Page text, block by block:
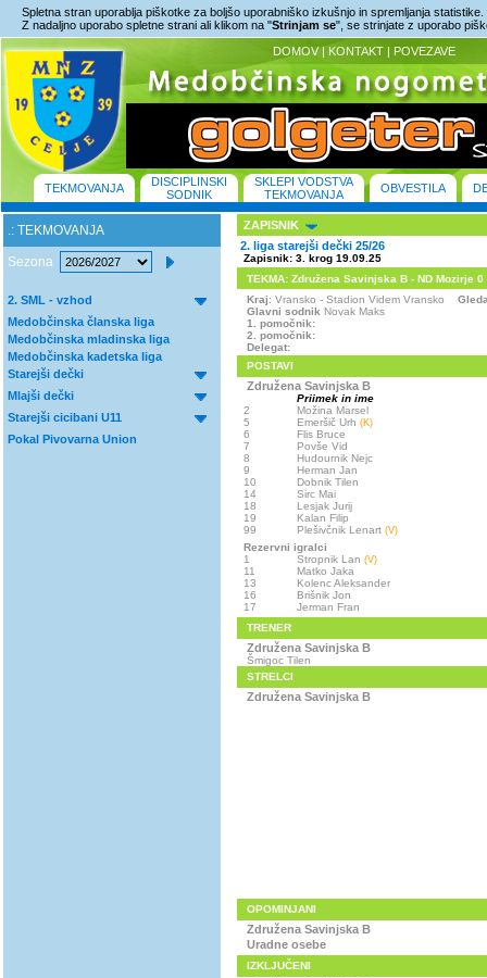
Spletna stran uporablja piškotke za boljšo uporabniško izkušnjo in spremljanja statistike.
Z nadaljno uporabo spletne strani ali klikom na "Strinjam se", se strinjate z uporabo
DOMOV | KONTAKT | POVEZAVE
TEKMOVANJA
DISCIPLINSKI
SODNIK
SKLEPI VODSTVA
TEKMOVANJA
OBVESTILA
.: TEKMOVANJA
Sezona
2. SML - vzhod
Medobčinska članska liga
Medobčinska mladinska liga
Medobčinska kadetska liga
Starejši dečki
Mlajši dečki
Starejši cicibani U11
Pokal Pivovarna Union
ZAPISNIK
2. liga starejši dečki 25/26
Zapisnik: 3. krog 19.09.25
TEKMA: Združena Savinjska B - ND Mozirje 0
Kraj: Vransko - Stadion Videm Vransko
Glavni sodnik Novak Maks
1. pomočnik:
2. pomočnik:
Delegat:
POSTAVI
Združena Savinjska B
Priimek in ime
2
Možina Marsel
5
Emeršič Urh (K)
6
Flis Bruce
7
Povše Vid
8
Hudournik Nejc
9
Herman Jan
10
Dobnik Tilen
14
Sirc Mai
18
Lesjak Jurij
19
Kalan Filip
99
Plešivčnik Lenart (V)
Rezervni igralci
1
Stropnik Lan (V)
11
Matko Jaka
13
Kolenc Aleksander
16
Brišnik Jon
17
Jerman Fran
TRENER
Združena Savinjska B
Šmigoc Tilen
STRELCI
Združena Savinjska B
OPOMINJANI
Združena Savinjska B
Uradne osebe
IZKLJUČENI